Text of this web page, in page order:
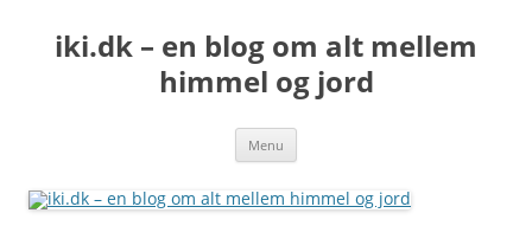
iki.dk – en blog om alt mellem
himmel og jord
Menu